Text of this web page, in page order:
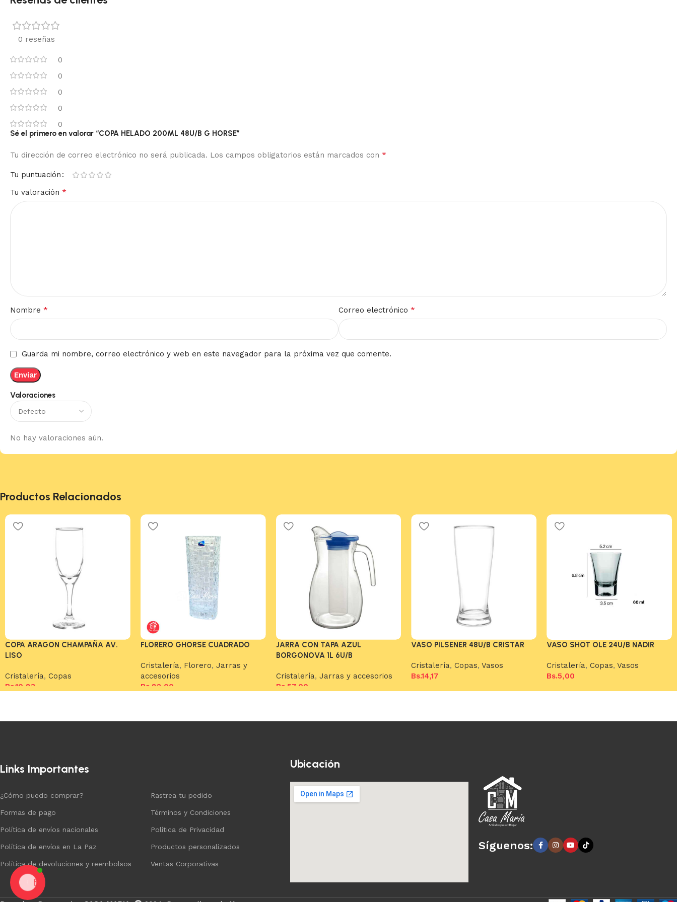
0 reseñas
0
0
0
0
0
Valoraciones
No hay valoraciones aún.
Sé el primero en valorar “COPA HELADO 200ML 48U/B G HORSE”
Tu dirección de correo electrónico no será publicada. Los campos obligatorios están marcados con *
Tu puntuación
Tu valoración *
Nombre * Correo electrónico *
Guarda mi nombre, correo electrónico y web en este navegador para la próxima vez que comente.
Productos Relacionados
COPA ARAGON CHAMPAÑA AV.
LISO
Cristalería, Copas
Bs.10,83
FLORERO GHORSE CUADRADO
Cristalería, Florero, Jarras y
accesorios
Bs. 82,00
JARRA CON TAPA AZUL
BORGONOVA 1L 6U/B
Cristalería, Jarras y accesorios
Bs. 57,00
VASO PILSENER 48U/B CRISTAR
Cristalería,Copas,Vasos
Bs.14,17
Añadir al carrito
VASO SHOT OLE 24U/B NADIR
Cristalería,Copas,Vasos
Bs.5,00
Añadir al carrito
Links Importantes
¿Cómo puedo comprar?
Formas de pago
Política de envíos nacionales
Política de envíos en La Paz
Política de devoluciones y reembolsos
Rastrea tu pedido
Términos y Condiciones
Política de Privacidad
Productos personalizados
Ventas Corporativas
Ubicación
Síguenos:
Chat